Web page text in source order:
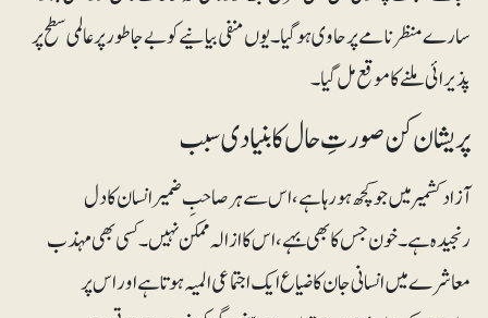
سارے منظرنامے پر حاوی ہوگیا۔ یوں منفی بیانیے کو بے جا طور پر عالمی سطح پر
پذیرائی ملنے کا موقع مل گیا۔
پریشان کن صورتِ حال کا بنیادی سبب
آزاد کشمیر میں جو کچھ ہو رہا ہے، اس سے ہر صاحبِ ضمیر انسان کا دل
رنجیدہ ہے۔ خون جس کا بھی بہے، اس کا ازالہ ممکن نہیں۔ کسی بھی مہذب
معاشرے میں انسانی جان کا ضیاع ایک اجتماعی المیہ ہوتا ہے اور اس پر